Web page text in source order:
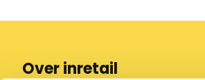
Over inretail